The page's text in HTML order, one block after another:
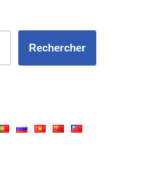
Rechercher